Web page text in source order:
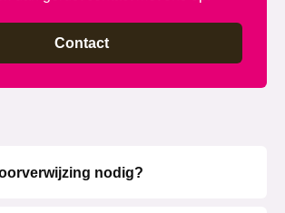
Contact
nodig?